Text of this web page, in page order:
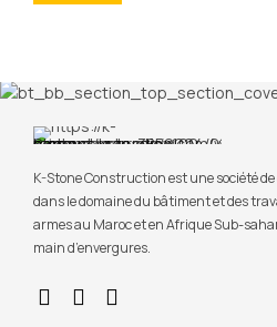
K-Stone Construction est une société
dans le domaine du bâtiment et des
armes au Maroc et en Afrique Sub-
main d’envergures.